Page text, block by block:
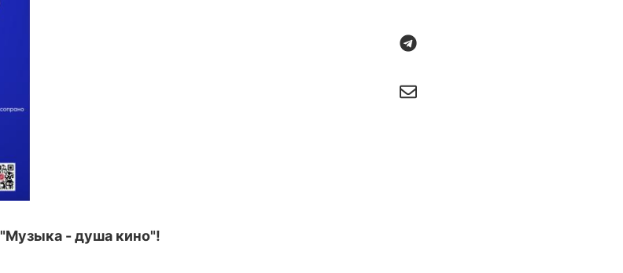
"Музыка - душа кино"!